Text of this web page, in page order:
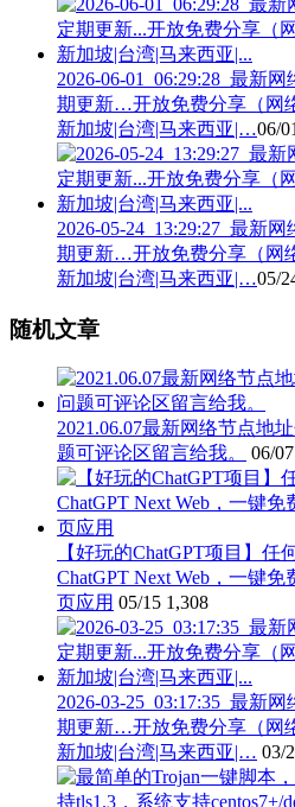
2026-06-01_06:29:28_最新
期更新…开放免费分享（网
新加坡|台湾|马来西亚|…06/01
2026-05-24_13:29:27_最新
期更新…开放免费分享（网
新加坡|台湾|马来西亚|…05/
随机文章
2021.06.07最新网络节点地
题可评论区留言给我。
06/07
【好玩的ChatGPT项目】任
ChatGPT Next Web，一键
页应用 05/15 1,308
2026-03-25_03:17:35_最新
期更新…开放免费分享（网
新加坡|台湾|马来西亚|… 03/